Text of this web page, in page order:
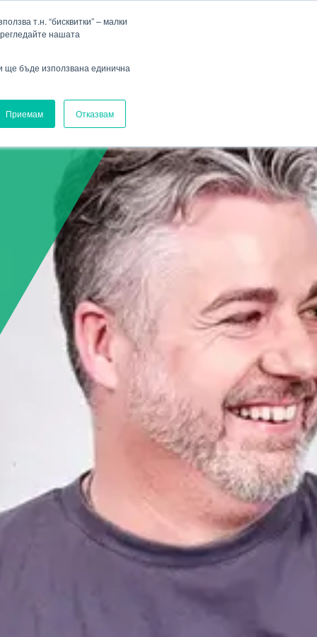
т.н. “бисквитки” – малки
нашата
ще бъде използвана единична
Приемам Отказвам
Падащо меню ФирмаПадащо меню Кариера